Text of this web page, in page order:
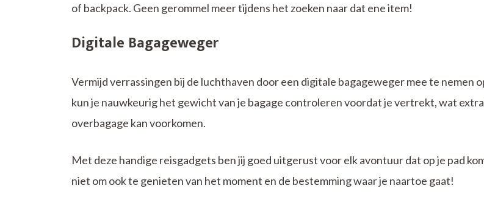
of backpack. Geen gerommel meer tijdens het zoeken naar dat ene item!
Digitale Bagageweger
Vermijd verrassingen bij de luchthaven door een digitale bagageweger mee te nemen
kun je nauwkeurig het gewicht van je bagage controleren voordat je vertrekt, wat
overbagage kan voorkomen.
Met deze handige reisgadgets ben jij goed uitgerust voor elk avontuur dat op je pad
niet om ook te genieten van het moment en de bestemming waar je naartoe gaat!